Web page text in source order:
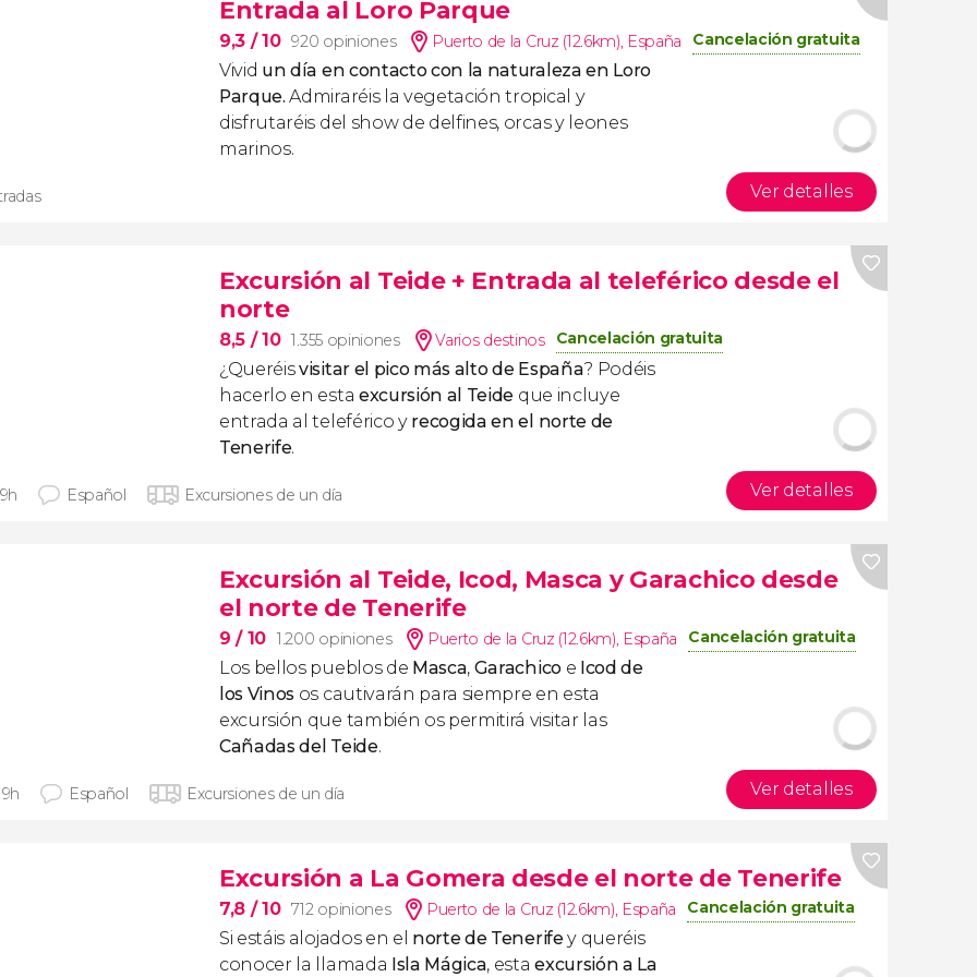
Entrada al Loro Parque
9,3 / 10 920 opiniones Puerto de la Cruz (12.6km), España Cancelación gratuita
Vivid un día en contacto con la naturaleza en Loro
Parque. Admiraréis la vegetación tropical y
disfrutaréis del show de delfines, orcas y leones
marinos.
Ver detalles
Excursión al Teide + Entrada al teleférico desde el
norte
8,5 / 10 1.355 opiniones Varios destinos Cancelación gratuita
¿Queréisvisitar el pico más alto de España? Podéis
hacerlo en esta excursión al Teide que incluye
entrada al teleférico y recogida en el norte de
Tenerife.
Español Excursiones de un día Ver detalles
Excursión al Teide, Icod, Masca y Garachico desde
el norte de Tenerife
9/ 10 1.200 opiniones Puerto de la Cruz (12.6km), España Cancelación gratuita
Los bellos pueblos de Masca, Garachicoe Icod de
los Vinos os cautivarán para siempre en esta
excursión que también os permitirá visitar las
Cañadas del Teide.
Español Excursiones de un día Ver detalles
Excursión a La Gomera desde el norte de Tenerife
7,8 / 10 712 opiniones Puerto de la Cruz (12.6km), España Cancelación gratuita
Si estáis alojados en el norte de Tenerife y queréis
conocer la llamada Isla Mágica, estaexcursión a La